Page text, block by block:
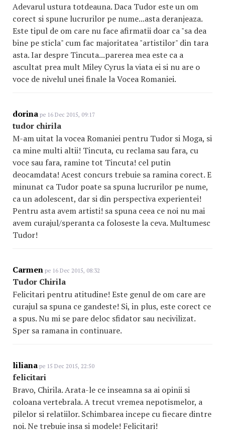
Adevarul ustura totdeauna. Daca Tudor este un om
corect si spune lucrurilor pe nume...asta deranjeaza.
Este tipul de om care nu face afirmatii doar ca "sa dea
bine pe sticla" cum fac majoritatea "artistilor" din tara
asta. Iar despre Tincuta...parerea mea este ca a
ascultat prea mult Miley Cyrus la viata ei si nu are o
voce de nivelul unei finale la Vocea Romaniei.
dorina pe 16 Dec 2015, 09:17
tudor chirila
M-am uitat la vocea Romaniei pentru Tudor si Moga, si
ca mine multi altii! Tincuta, cu reclama sau fara, cu
voce sau fara, ramine tot Tincuta! cel putin
deocamdata! Acest concurs trebuie sa ramina corect. E
minunat ca Tudor poate sa spuna lucrurilor pe nume,
ca un adolescent, dar si din perspectiva experientei!
Pentru asta avem artisti! sa spuna ceea ce noi nu mai
avem curajul/speranta ca foloseste la ceva. Multumesc
Tudor!
Carmen pe 16 Dec 2015, 08:32
Tudor Chirila
Felicitari pentru atitudine! Este genul de om care are
curajul sa spuna ce gandeste! Si, in plus, este corect ce
a spus. Nu mi se pare deloc sfidator sau necivilizat.
Sper sa ramana in continuare.
liliana pe 15 Dec 2015, 22:50
felicitari
Bravo, Chirila. Arata-le ce inseamna sa ai opinii si
coloana vertebrala. A trecut vremea nepotismelor, a
pilelor si relatiilor. Schimbarea incepe cu fiecare dintre
noi. Ne trebuie insa si modele! Felicitari!